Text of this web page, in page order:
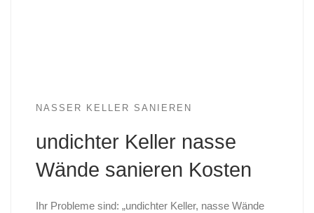
NASSER KELLER SANIEREN
undichter Keller nasse
Wände sanieren Kosten
Ihr Probleme sind: „undichter Keller, nasse Wände